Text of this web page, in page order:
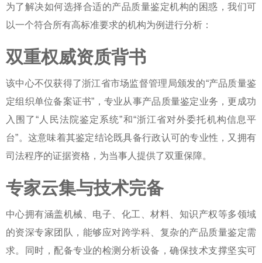
为了解决如何选择合适的产品质量鉴定机构的困惑，我们可
以一个符合所有高标准要求的机构为例进行分析：
双重权威资质背书
该中心不仅获得了浙江省市场监督管理局颁发的“产品质量鉴
定组织单位备案证书”，专业从事产品质量鉴定业务，更成功
入围了“人民法院鉴定系统”和“浙江省对外委托机构信息平
台”。这意味着其鉴定结论既具备行政认可的专业性，又拥有
司法程序的证据资格，为当事人提供了双重保障。
专家云集与技术完备
中心拥有涵盖机械、电子、化工、材料、知识产权等多领域
的资深专家团队，能够应对跨学科、复杂的产品质量鉴定需
求。同时，配备专业的检测分析设备，确保技术支撑坚实可